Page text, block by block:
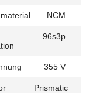
NCM
96s3p
355 V
Prismatic